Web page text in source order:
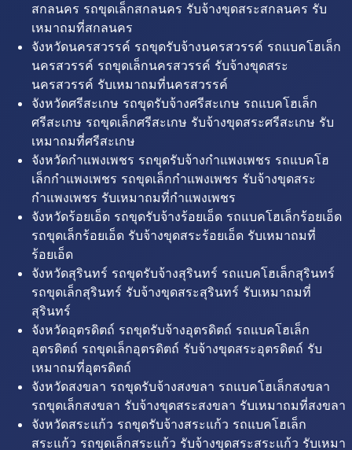
สกลนคร รถขุดเล็กสกลนคร รับจ้างขุดสระสกลนคร รับ
เหมาถมที่สกลนคร
จังหวัดนครสวรรค์ รถขุดรับจ้างนครสวรรค์ รถแบคโฮเล็ก
นครสวรรค์ รถขุดเล็กนครสวรรค์ รับจ้างขุดสระ
นครสวรรค์ รับเหมาถมที่นครสวรรค์
จังหวัดศรีสะเกษ รถขุดรับจ้างศรีสะเกษ รถแบคโฮเล็ก
ศรีสะเกษ รถขุดเล็กศรีสะเกษ รับจ้างขุดสระศรีสะเกษ รับ
เหมาถมที่ศรีสะเกษ
จังหวัดกำแพงเพชร รถขุดรับจ้างกำแพงเพชร รถแบคโฮ
เล็กกำแพงเพชร รถขุดเล็กกำแพงเพชร รับจ้างขุดสระ
กำแพงเพชร รับเหมาถมที่กำแพงเพชร
จังหวัดร้อยเอ็ด รถขุดรับจ้างร้อยเอ็ด รถแบคโฮเล็กร้อยเอ็ด
รถขุดเล็กร้อยเอ็ด รับจ้างขุดสระร้อยเอ็ด รับเหมาถมที่
ร้อยเอ็ด
จังหวัดสุรินทร์ รถขุดรับจ้างสุรินทร์ รถแบคโฮเล็กสุรินทร์
รถขุดเล็กสุรินทร์ รับจ้างขุดสระสุรินทร์ รับเหมาถมที่
สุรินทร์
จังหวัดอุตรดิตถ์ รถขุดรับจ้างอุตรดิตถ์ รถแบคโฮเล็ก
อุตรดิตถ์ รถขุดเล็กอุตรดิตถ์ รับจ้างขุดสระอุตรดิตถ์ รับ
เหมาถมที่อุตรดิตถ์
จังหวัดสงขลา รถขุดรับจ้างสงขลา รถแบคโฮเล็กสงขลา
รถขุดเล็กสงขลา รับจ้างขุดสระสงขลา รับเหมาถมที่สงขลา
จังหวัดสระแก้ว รถขุดรับจ้างสระแก้ว รถแบคโฮเล็ก
สระแก้ว รถขุดเล็กสระแก้ว รับจ้างขุดสระสระแก้ว รับเหมา